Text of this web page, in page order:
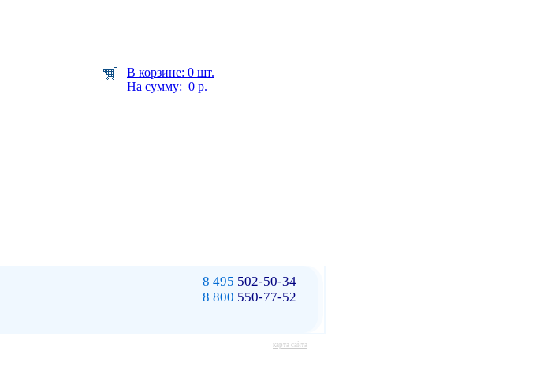
В корзине: 0 шт.
На сумму: 0 р.
8 495 502-50-34
8 800 550-77-52
карта сайта